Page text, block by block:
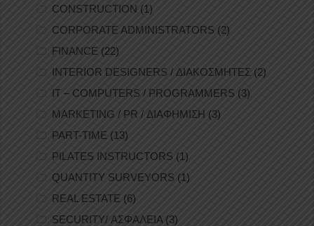
CONSTRUCTION (1)
CORPORATE ADMINISTRATORS (2)
FINANCE (22)
INTERIOR DESIGNERS / ΔΙΑΚΟΣΜΗΤΕΣ (2)
IT – COMPUTERS / PROGRAMMERS (3)
MARKETING / PR / ΔΙΑΦΗΜΙΣΗ (3)
PART-TIME (13)
PILATES INSTRUCTORS (1)
QUANTITY SURVEYORS (1)
REAL ESTATE (6)
SECURITY/ ΑΣΦΑΛΕΙΑ(3)